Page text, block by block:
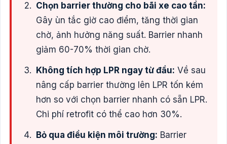
Chọn barrier thường cho bãi xe cao tần:
Gây ùn tắc giờ cao điểm, tăng thời gian
chờ, ảnh hưởng năng suất. Barrier nhanh
giảm 60-70% thời gian chờ.
Không tích hợp LPR ngay từ đầu: Về sau
nâng cấp barrier thường lên LPR tốn kém
hơn so với chọn barrier nhanh có sẵn LPR.
Chi phí retrofit có thể cao hơn 30%.
Bỏ qua điều kiện môi trường: Barrier